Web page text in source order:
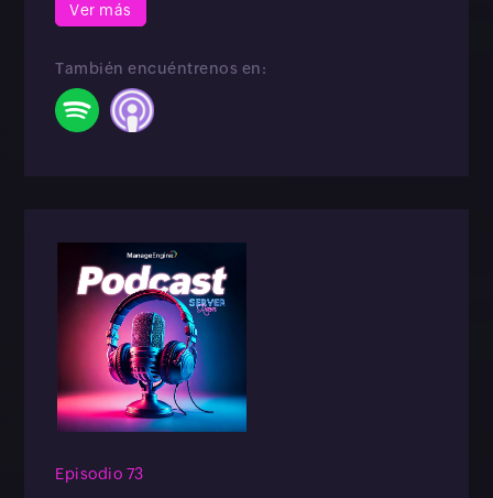
Ver más
También encuéntrenos en:
Episodio 73